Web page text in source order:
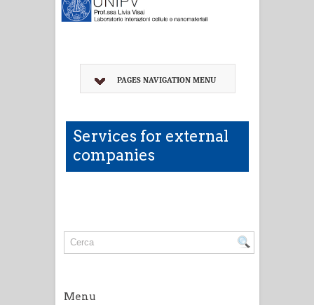
PAGES NAVIGATION MENU
Services for external
companies
Menu